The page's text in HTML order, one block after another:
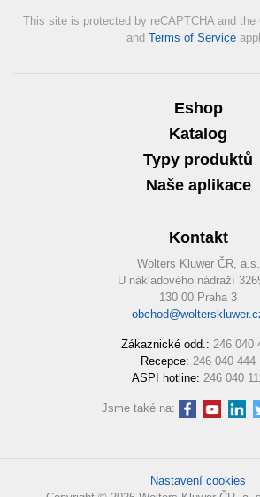
This site is protected by reCAPTCHA and the
and Terms of Service
Eshop
Katalog
Typy produktů
Naše aplikace
Kontakt
Wolters Kluwer ČR, a.s.
U nákladového nádraží
130 00 Praha 3
Zákaznické odd.: 246 040
Recepce: 246 040 444
ASPI hotline: 246 040
Jsme také na:
Nastavení cookies